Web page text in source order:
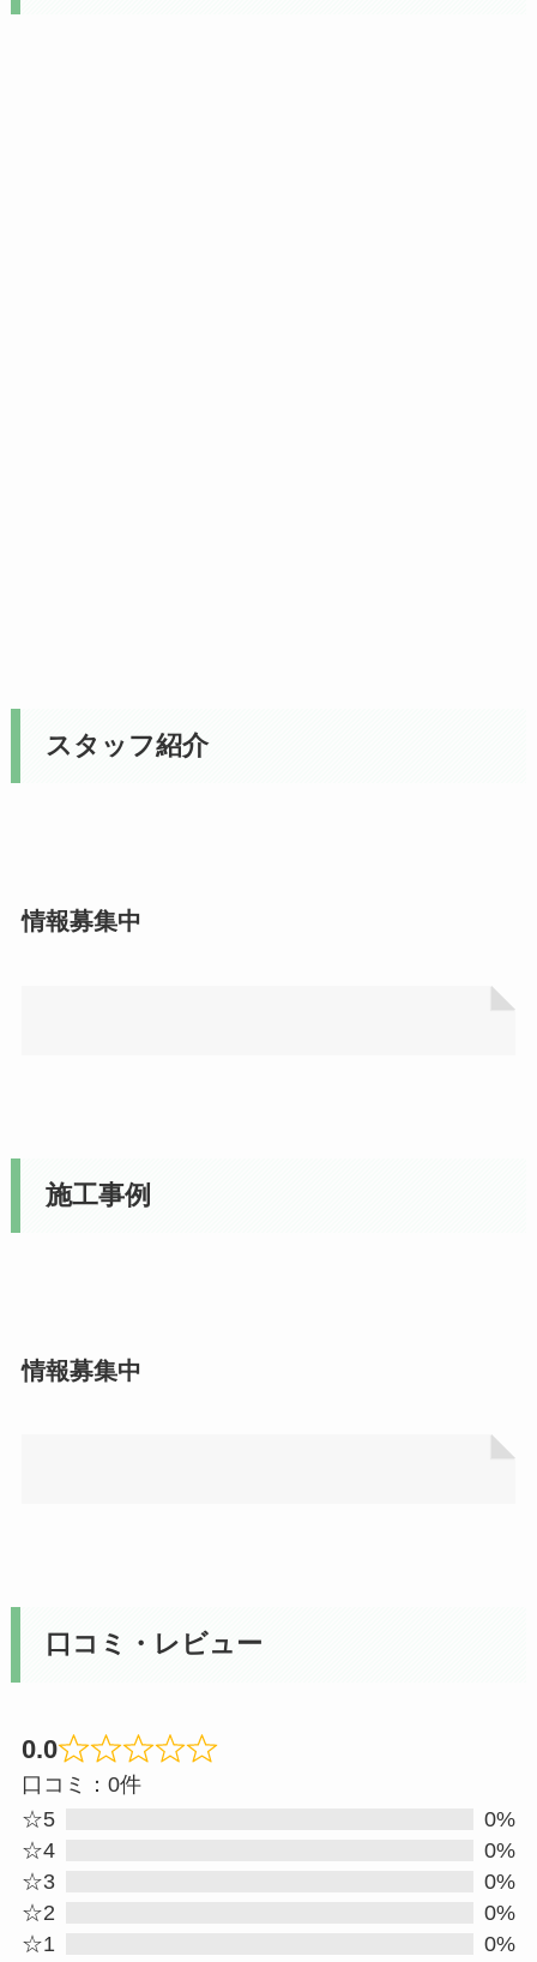
スタッフ紹介
情報募集中
施工事例
情報募集中
口コミ・レビュー
0.0
Rated
口コミ：0件
☆5
0%
☆4
0%
☆3
0%
☆2
0%
☆1
0%